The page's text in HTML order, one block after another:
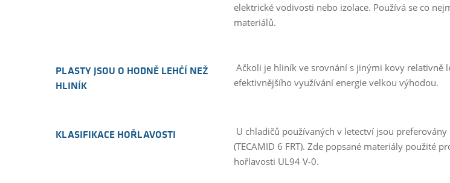
elektrické vodivosti nebo izolace. Používá se co
materiálů.
PLASTY JSOU O HODNĚ LEHČÍ NEŽ
HLINÍK
Ačkoli je hliník ve srovnání s jinými kovy relativně
efektivnějšího využívání energie velkou výhodou.
KLASIFIKACE HOŘLAVOSTI
U chladičů používaných v letectví jsou
(TECAMID 6 FRT). Zde popsané materiály použité
hořlavosti UL94 V-0.